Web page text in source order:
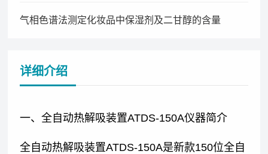
气相色谱法测定化妆品中保湿剂及二甘醇的含量
详细介绍
一、全自动热解吸装置ATDS-150A仪器简介
全自动热解吸装置ATDS-150A是新款150位全自